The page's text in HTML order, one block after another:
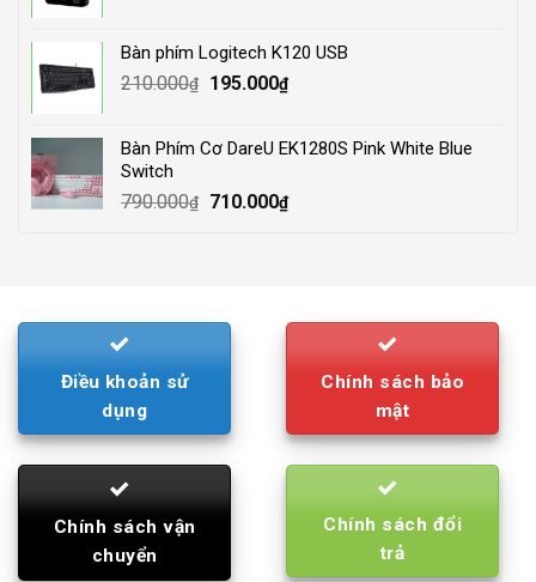
4.000.000₫.3.500.000₫.
Bàn phím Logitech K120 USB
210.000₫
Original
210.000₫.
195.000₫Current
195.000₫.
Bàn Phím Cơ DareU EK1280S Pink White Blue
Switch
790.000₫
Original
710.000₫Current
Điều khoản sử
dụng
Chính sách bảo
mật
Chính sách vận
chuyển
Chính sách đổi
trả